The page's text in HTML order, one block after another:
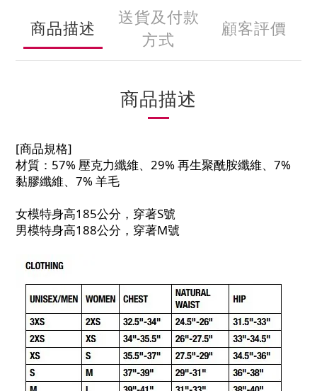
商品描述
送貨及付款
方式
顧客評價
商品描述
[商品規格]
材質：57% 壓克力纖維、29% 再生聚酰胺纖維、7%
黏膠纖維、7% 羊毛
女模特身高185公分，穿著S號
男模特身高188公分，穿著M號